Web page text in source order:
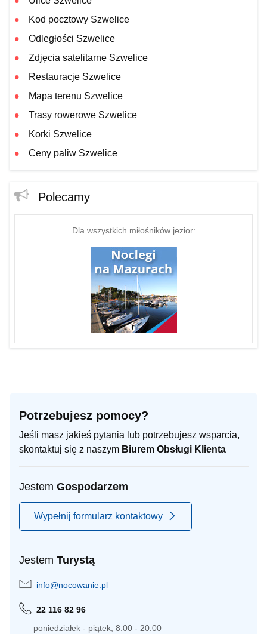
Kod pocztowy Szwelice
Odległości Szwelice
Zdjęcia satelitarne Szwelice
Restauracje Szwelice
Mapa terenu Szwelice
Trasy rowerowe Szwelice
Korki Szwelice
Ceny paliw Szwelice
Polecamy
Dla wszystkich miłośników jezior:
Potrzebujesz pomocy?
Jeśli masz jakieś pytania lub potrzebujesz wsparcia,
skontaktuj się z naszym Biurem Obsługi Klienta
Jestem Gospodarzem
Wypełnij formularz kontaktowy
Jestem Turystą
info@nocowanie.pl
22 116 82 96
poniedziałek - piątek, 8:00 - 20:00